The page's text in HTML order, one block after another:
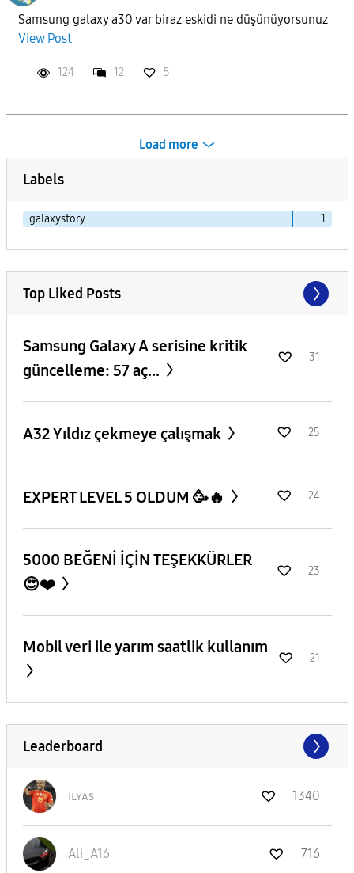
Samsung galaxy a30 var biraz eskidi ne düşünüyorsunuz
View Post
124 12 5
Load more
Labels
galaxystory 1
Top Liked Posts
Samsung Galaxy A serisine kritik
güncelleme: 57 aç...
31
A32 Yıldız çekmeye çalışmak 25
EXPERT LEVEL 5 OLDUM 🥳🔥 24
5000 BEĞENİ İÇİN TEŞEKKÜRLER
😍❤️
23
Mobil veri ile yarım saatlik kullanım
21
Leaderboard
ɪʟʏᴀs 1340
Ali_A16 716